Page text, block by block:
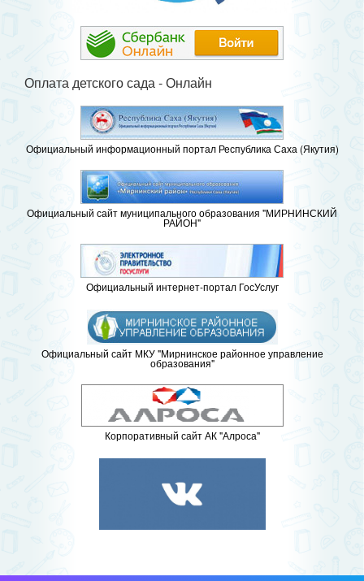
Оплата детского сада - Онлайн
Официальный информационный портал Республика Саха (Якутия)
Официальный сайт муниципального образования "МИРНИНСКИЙ
РАЙОН"
Официальный интернет-портал ГосУслуг
Официальный сайт МКУ "Мирнинское районное управление
образования"
Корпоративный сайт АК "Алроса"